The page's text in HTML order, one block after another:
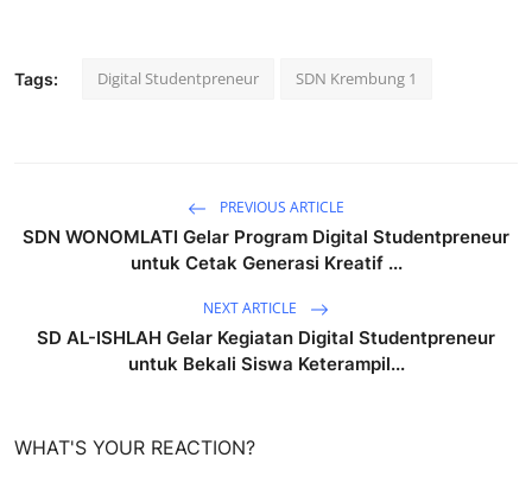
Tags: Digital Studentpreneur SDN Krembung 1
PREVIOUS ARTICLE
SDN WONOMLATI Gelar Program Digital Studentpreneur
untuk Cetak Generasi Kreatif ...
NEXT ARTICLE
SD AL-ISHLAH Gelar Kegiatan Digital Studentpreneur
untuk Bekali Siswa Keterampil...
WHAT'S YOUR REACTION?